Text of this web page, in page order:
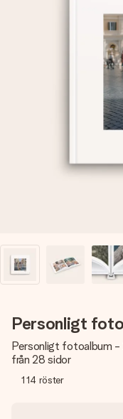
Våra gåvor
Gratis hälsning
Skapa något unikt
namn, ditt foto eller
hennes hjärta. Inget
Personligt
Personligt fotoalbum -
från 28 sidor
114 röster